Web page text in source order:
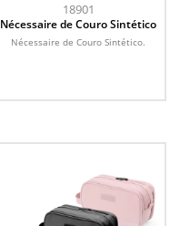
18901
Nécessaire de Couro Sintético
Nécessaire de Couro Sintético.